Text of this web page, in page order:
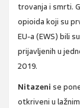
trovanja i smrti.
opioida koji su
EU-a (EWS) bili
prijavljenih u
2019.
Nitazeni se
otkriveni u